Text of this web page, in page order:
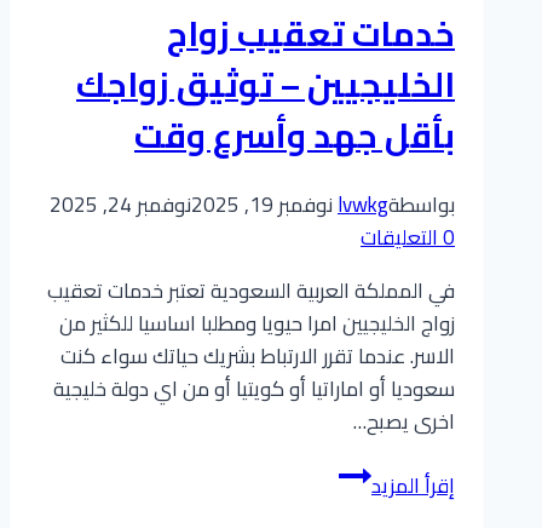
على
الموافقة
في
أسرع
وقت
ممكن
خدمات تعقيب زواج
الخليجيين – توثيق زواجك
بأقل جهد وأسرع وقت
بواسطةlvwkgنوفمبر 19, 2025
نوفمبر 24, 2025
0 التعليقات
في المملكة العربية السعودية تعتبر خدمات تعقيب
زواج الخليجيين امرا حيويا ومطلبا اساسيا للكثير من
الاسر. عندما تقرر الارتباط بشريك حياتك سواء كنت
سعوديا أو اماراتيا أو كويتيا أو من اي دولة خليجية
اخرى يصبح…
إقرأ المزيدخدمات
تعقيب